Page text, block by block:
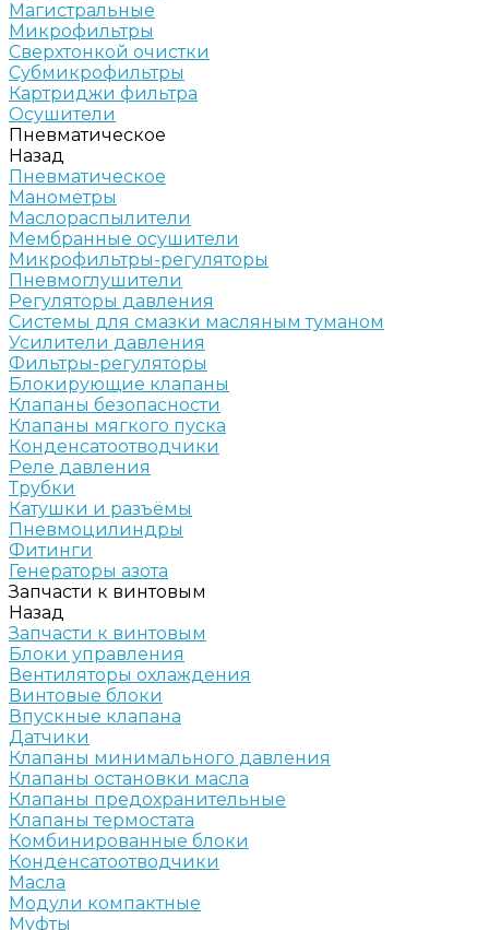
Магистральные
Микрофильтры
Сверхтонкой очистки
Субмикрофильтры
Картриджи фильтра
Осушители
Пневматическое
Назад
Пневматическое
Манометры
Маслораспылители
Мембранные осушители
Микрофильтры-регуляторы
Пневмоглушители
Регуляторы давления
Системы для смазки масляным туманом
Усилители давления
Фильтры-регуляторы
Блокирующие клапаны
Клапаны безопасности
Клапаны мягкого пуска
Конденсатоотводчики
Реле давления
Трубки
Катушки и разъёмы
Пневмоцилиндры
Фитинги
Генераторы азота
Запчасти к винтовым
Назад
Запчасти к винтовым
Блоки управления
Вентиляторы охлаждения
Винтовые блоки
Впускные клапана
Датчики
Клапаны минимального давления
Клапаны остановки масла
Клапаны предохранительные
Клапаны термостата
Комбинированные блоки
Конденсатоотводчики
Масла
Модули компактные
Муфты